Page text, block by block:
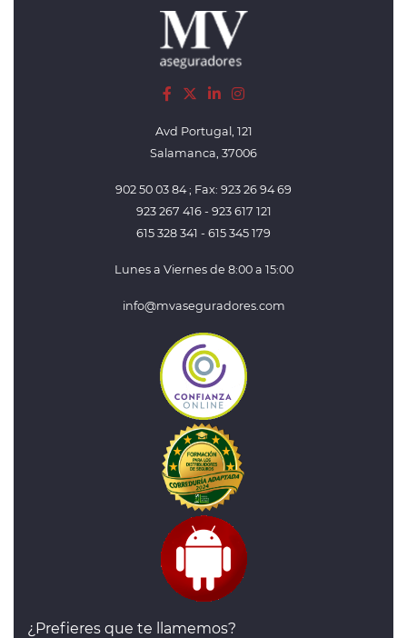
Avd Portugal, 121
Salamanca, 37006
902 50 03 84 ; Fax: 923 26 94 69
923 267 416 - 923 617 121
615 328 341 - 615 345 179
Lunes a Viernes de 8:00 a 15:00
info@mvaseguradores.com
¿Prefieres que te llamemos?